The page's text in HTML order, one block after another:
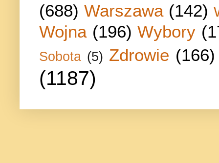
(688) Warszawa (142)
Wojna (196) Wybory
Sobota (5) Zdrowie (166)
(1187)